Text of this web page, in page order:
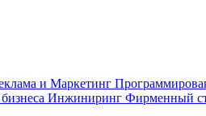
и Маркетинг
Инжиниринг Фирменный